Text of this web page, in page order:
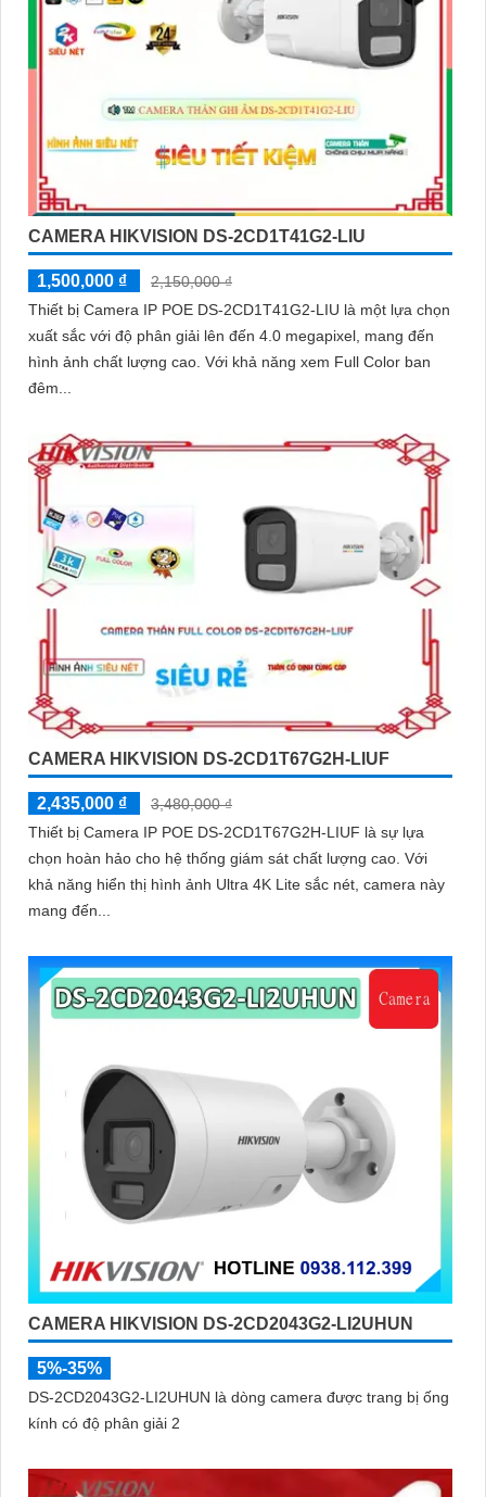
CAMERA HIKVISION DS-2CD1T41G2-LIU
1,500,000 ₫
2,150,000 ₫
Thiết bị Camera IP POE DS-2CD1T41G2-LIU là một lựa chọn
xuất sắc với độ phân giải lên đến 4.0 megapixel, mang đến
hình ảnh chất lượng cao. Với khả năng xem Full Color ban
đêm...
CAMERA HIKVISION DS-2CD1T67G2H-LIUF
2,435,000 ₫
3,480,000 ₫
Thiết bị Camera IP POE DS-2CD1T67G2H-LIUF là sự lựa
chọn hoàn hảo cho hệ thống giám sát chất lượng cao. Với
khả năng hiển thị hình ảnh Ultra 4K Lite sắc nét, camera này
mang đến...
CAMERA HIKVISION DS-2CD2043G2-LI2UHUN
5%-35%
DS-2CD2043G2-LI2UHUN là dòng camera được trang bị ống
kính có độ phân giải 2